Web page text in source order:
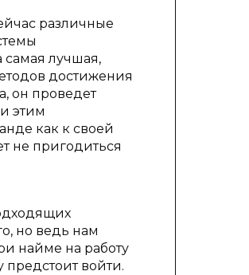
различные
лучшая,
достижения
он проведет
этим
как к своей
не пригодиться
но ведь нам
найме на работу
предстоит войти.